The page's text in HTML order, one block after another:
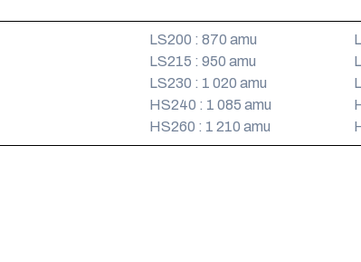
LS200 : 870 amu
LS215 : 950 amu
LS230 : 1 020 amu
HS240 : 1 085 amu
HS260 : 1 210 amu